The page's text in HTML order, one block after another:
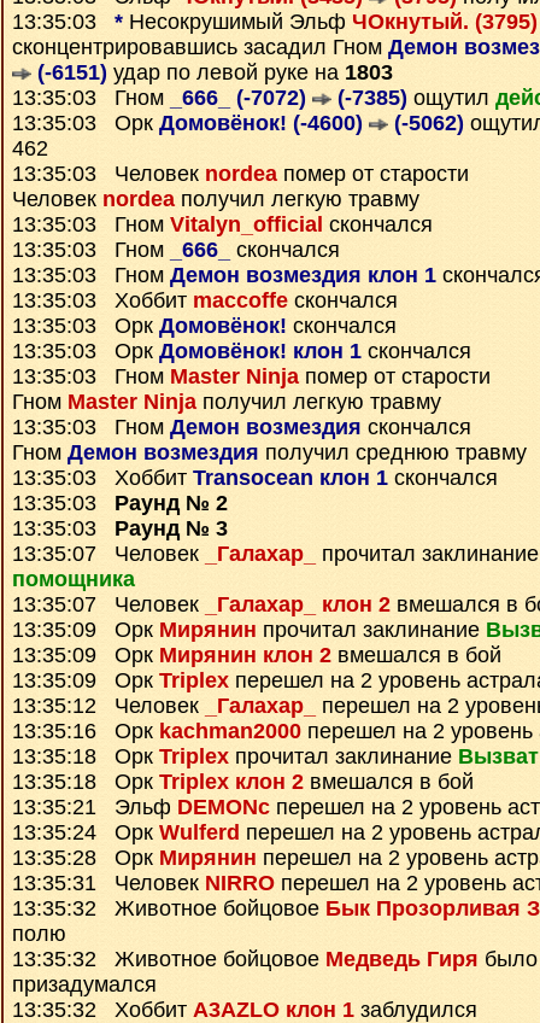
13:35:03 * Несокрушимый Эльф ЧОкнутый.
сконцентрировавшись засадил Гном Демон
(-6151) удар по левой руке на 1803
13:35:03 Гном
_666_ (-7072) (-7385) ощутил
13:35:03 Орк Домовёнок! (-4600) (-5062)
462
13:35:03 Человек nordea помер от старости
Человек nordeaполучил легкую травму
13:35:03 Гном Vitalyn_official скончался
13:35:03 Гном
_666_
скончался
13:35:03 Гном Демон возмездия клон 1
13:35:03 Хоббит maccoffe скончался
13:35:03 Орк Домовёнок! скончался
13:35:03 Орк Домовёнок! клон 1 скончался
13:35:03 Гном Master Ninjaпомер от старости
Гном Master Ninja получил легкую травму
13:35:03 Гном Демон возмездия скончался
Гном Демон возмездия получил среднюю травму
13:35:03 Хоббит Transocean клон 1 скончался
13:35:03 Раунд № 2
13:35:03 Раунд № 3
13:35:07 Человек
_Галахар_
прочитал
помощника
13:35:07 Человек
_Галахар_ клон 2 вмешался в
13:35:09 Орк Мирянин прочитал заклинание
13:35:09 Орк Мирянин клон 2 вмешался в бой
13:35:09 Орк Triplex перешел на 2 уровень
13:35:12 Человек
_Галахар_
перешел на 2
13:35:16 Орк kachman2000 перешел на 2 уровень
13:35:18 Орк Triplex прочитал заклинание
13:35:18 Орк Triplex клон 2 вмешался в бой
13:35:21 Эльф DEMONc перешел на 2 уровень
13:35:24 Орк Wulferd перешел на 2 уровень
13:35:28 Орк Мирянин перешел на 2 уровень
13:35:31 Человек NIRRO перешел на 2 уровень
13:35:32 Животное бойцовое Бык Прозорливая
полю
13:35:32 Животное бойцовое Медведь Гиря было
призадумался
13:35:32 Хоббит A3AZLO клон 1 заблудился